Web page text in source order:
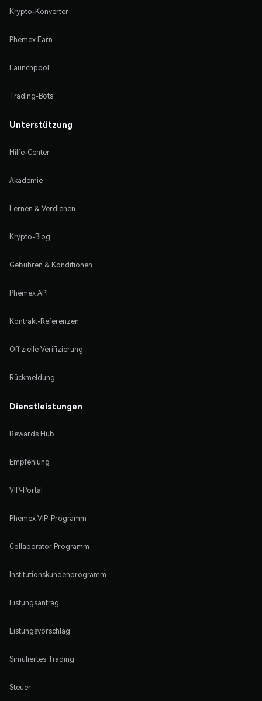
Krypto-Konverter
Phemex Earn
Launchpool
Trading-Bots
Unterstützung
Hilfe-Center
Akademie
Lernen & Verdienen
Krypto-Blog
Gebühren & Konditionen
Phemex API
Kontrakt-Referenzen
Offizielle Verifizierung
Rückmeldung
Dienstleistungen
Rewards Hub
Empfehlung
VIP-Portal
Phemex VIP-Programm
Collaborator Programm
Institutionskundenprogramm
Listungsantrag
Listungsvorschlag
Simuliertes Trading
Steuer